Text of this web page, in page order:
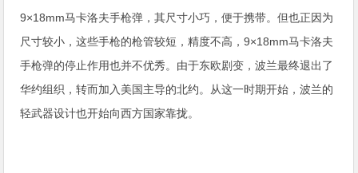
9×18mm马卡洛夫手枪弹，其尺寸小巧，便于携带。但也正因为
尺寸较小，这些手枪的枪管较短，精度不高，9×18mm马卡洛夫
手枪弹的停止作用也并不优秀。由于东欧剧变，波兰最终退出了
华约组织，转而加入美国主导的北约。从这一时期开始，波兰的
轻武器设计也开始向西方国家靠拢。